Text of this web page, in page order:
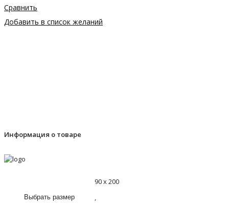
Сравнить
Добавить в список желаний
Информация о товаре
Выбрать размер
90 х 200
,